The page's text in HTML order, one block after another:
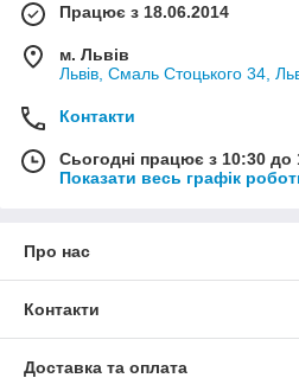
Працює з 18.06.2014
м. Львів
Львів, Смаль Стоцького 34,
Контакти
Сьогодні працює з 10:30 до
Показати весь графік
Про нас
Контакти
Доставка та оплата